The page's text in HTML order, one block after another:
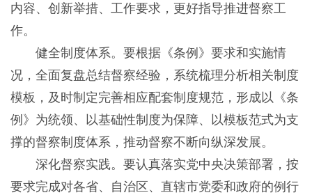
内容、创新举措、工作要求，更好指导推进督察工
作。
健全制度体系。要根据《条例》要求和实施情
况，全面复盘总结督察经验，系统梳理分析相关制度
模板，及时制定完善相应配套制度规范，形成以《条
例》为统领、以基础性制度为保障、以模板范式为支
撑的督察制度体系，推动督察不断向纵深发展。
深化督察实践。要认真落实党中央决策部署，按
要求完成对各省、自治区、直辖市党委和政府的例行